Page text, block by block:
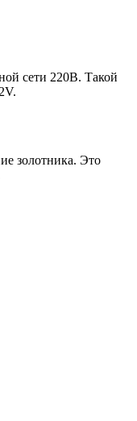
сети 220В. Такой
золотника. Это